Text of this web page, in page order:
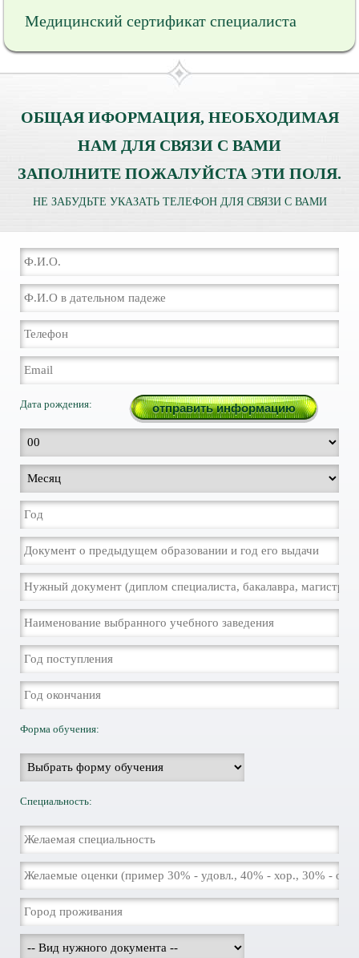
Медицинский сертификат специалиста
ОБЩАЯ ИФОРМАЦИЯ, НЕОБХОДИМАЯ
НАМ ДЛЯ СВЯЗИ С ВАМИ
ЗАПОЛНИТЕ ПОЖАЛУЙСТА ЭТИ ПОЛЯ.
НЕ ЗАБУДЬТЕ УКАЗАТЬ ТЕЛЕФОН ДЛЯ СВЯЗИ С ВАМИ
Дата рождения:
Форма обучения:
Специальность: